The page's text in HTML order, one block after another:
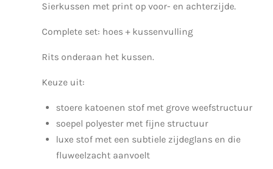
Sierkussen met print op voor- en achterzijde.
Complete set: hoes + kussenvulling
Rits onderaan het kussen.
Keuze uit:
stoere katoenen stof met grove weefstructuur
soepel polyester met fijne structuur
luxe stof met een subtiele zijdeglans en die
fluweelzacht aanvoelt